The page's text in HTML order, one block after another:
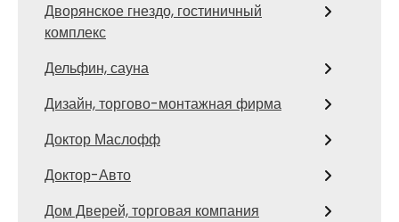
Дворянское гнездо, гостиничный
комплекс
Дельфин, сауна
Дизайн, торгово-монтажная фирма
Доктор Маслофф
Доктор-Авто
Дом Дверей, торговая компания